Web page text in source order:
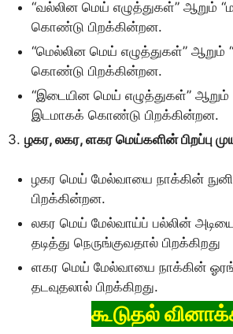
“வல்லின மெய் எழுத்துகள்” ஆறும்
கொண்டு பிறக்கின்றன.
“மெல்லின மெய் எழுத்துகள்” ஆறும்
கொண்டு பிறக்கின்றன.
“இடையின மெய் எழுத்துகள்” ஆறும்
இடமாகக் கொண்டு பிறக்கின்றன.
3. ழகர, லகர, ளகர மெய்களின் பிறப்பு
ழகர மெய் மேல்வாயை நாக்கின்
பிறக்கின்றன.
லகர மெய் மேல்வாய்ப் பல்லின்
தடித்து நெருங்குவதால் பிறக்கிறது
ளகர மெய் மேல்வாயை நாக்கின்
தடவுதலால் பிறக்கிறது.
கூடுதல்